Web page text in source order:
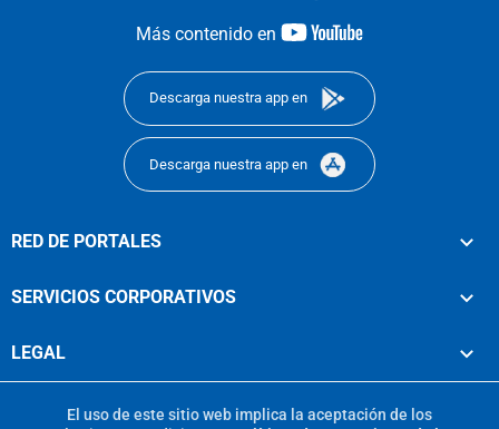
Más contenido en
youtube-
Descarga nuestra app en
Descarga nuestra app en
RED DE PORTALES
SERVICIOS CORPORATIVOS
LEGAL
El uso de este sitio web implica la aceptación de los